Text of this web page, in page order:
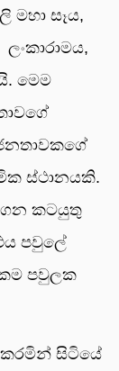
මහා සෑය,
මෙම
ස්ථානයකි.
කටයුතු
පවුලේ
පවුලක
සිටියේ